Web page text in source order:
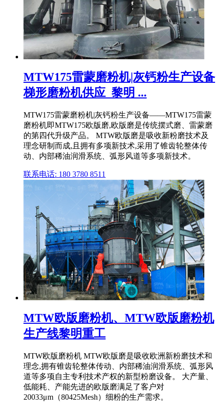
MTW175雷蒙磨粉机|灰钙粉生产设备
梯形磨粉机供应_黎明 ...
MTW175雷蒙磨粉机|灰钙粉生产设备——MTW175雷蒙
磨粉机即MTW175欧版磨,欧版磨是传统摆式磨、雷蒙磨
的第四代升级产品。 MTW欧版磨是吸收新粉磨技术及
理念研制而成,且拥有多项新技术,采用了锥齿轮整体传
动、内部稀油润滑系统、弧形风道等多项新技术。
联系电话: 180 3780 8511
MTW欧版磨粉机、MTW欧版磨粉机
生产线黎明重工
MTW欧版磨粉机 MTW欧版磨是吸收欧洲新粉磨技术和
理念,拥有锥齿轮整体传动、内部稀油润滑系统、弧形风
道等多项自主专利技术产权的新型粉磨设备。 大产量、
低能耗、产能先进的欧版磨满足了客户对
20033μm（80425Mesh）细粉的生产需求。